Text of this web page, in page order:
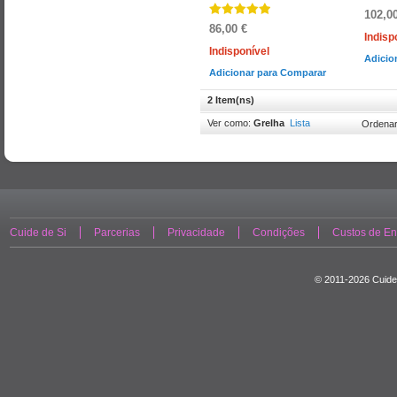
86,00 €
Indisponível
Adicionar para Comparar
2 Item(ns)
Ver como: Grelha Lista
Cuide de Si Parcerias Privacidade Condições Custos de
© 2011-2026